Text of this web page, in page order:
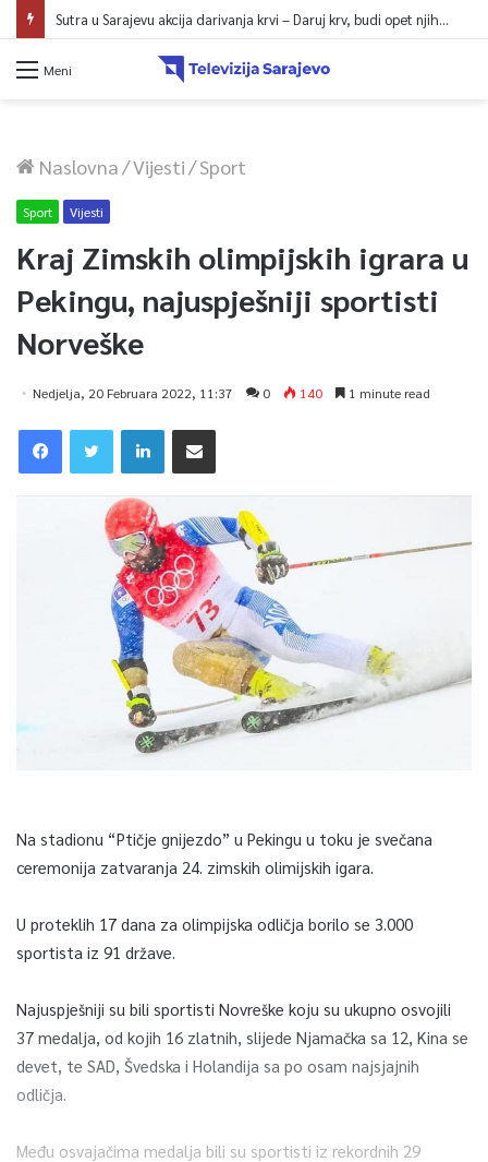
Sutra u Sarajevu akcija darivanja krvi – Daruj krv, budi opet njihov heroj
Meni
Naslovna/Vijesti/Sport
Sport Vijesti
Kraj Zimskih olimpijskih igrara u
Pekingu, najuspješniji sportisti
Norveške
Nedjelja, 20 Februara 2022, 11:37 0 140 1 minute read
Na stadionu “Ptičje gnijezdo” u Pekingu u toku je svečana
ceremonija zatvaranja 24. zimskih olimijskih igara.
U proteklih 17 dana za olimpijska odličja borilo se 3.000
sportista iz 91 države.
Najuspješniji su bili sportisti Novreške koju su ukupno osvojili
37 medalja, od kojih 16 zlatnih, slijede Njamačka sa 12, Kina se
devet, te SAD, Švedska i Holandija sa po osam najsjajnih
odličja.
Među osvajačima medalja bili su sportisti iz rekordnih 29